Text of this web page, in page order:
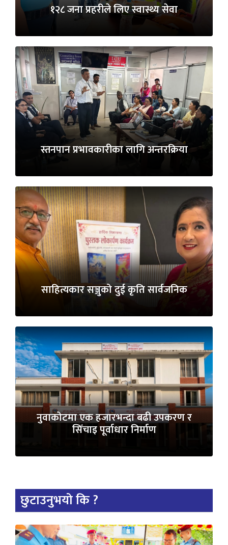
१२८ जना प्रहरीले लिए स्वास्थ्य सेवा
स्तनपान प्रभावकारीका लागि अन्तरक्रिया
साहित्यकार सञ्जुको दुई कृति सार्वजनिक
नुवाकोटमा एक हजारभन्दा बढी उपकरण र
सिँचाइ पूर्वाधार निर्माण
छुटाउनुभयो कि ?